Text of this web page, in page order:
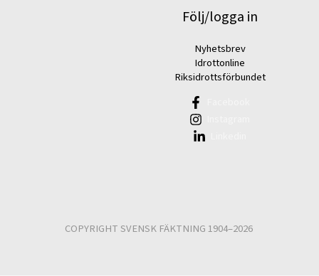
Följ/logga in
Nyhetsbrev
Idrottonline
Riksidrottsförbundet
COPYRIGHT SVENSK FÄKTNING 1904–2026